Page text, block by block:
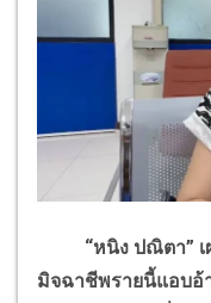
“หนิง ปณิตา” เผย
มิจฉาชีพรายนี้แอบอ้